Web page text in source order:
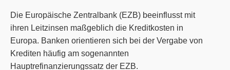
Die Europäische Zentralbank (EZB) beeinflusst mit
ihren Leitzinsen maßgeblich die Kreditkosten in
Europa. Banken orientieren sich bei der Vergabe von
Krediten häufig am sogenannten
Hauptrefinanzierungssatz der EZB.